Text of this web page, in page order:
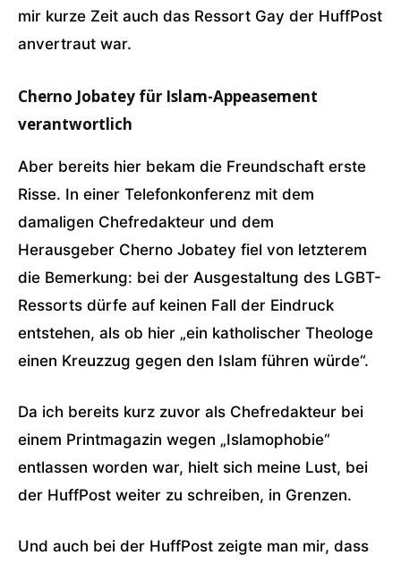
mir kurze Zeit auch das Ressort Gay der HuffPost
anvertraut war.
Cherno Jobatey für Islam-Appeasement
verantwortlich
Aber bereits hier bekam die Freundschaft erste
Risse. In einer Telefonkonferenz mit dem
damaligen Chefredakteur und dem
Herausgeber Cherno Jobatey fiel von letzterem
die Bemerkung: bei der Ausgestaltung des LGBT-
Ressorts dürfe auf keinen Fall der Eindruck
entstehen, als ob hier „ein katholischer Theologe
einen Kreuzzug gegen den Islam führen würde“.
Da ich bereits kurz zuvor als Chefredakteur bei
einem Printmagazin wegen „Islamophobie“
entlassen worden war, hielt sich meine Lust, bei
der HuffPost weiter zu schreiben, in Grenzen.
Und auch bei der HuffPost zeigte man mir, dass